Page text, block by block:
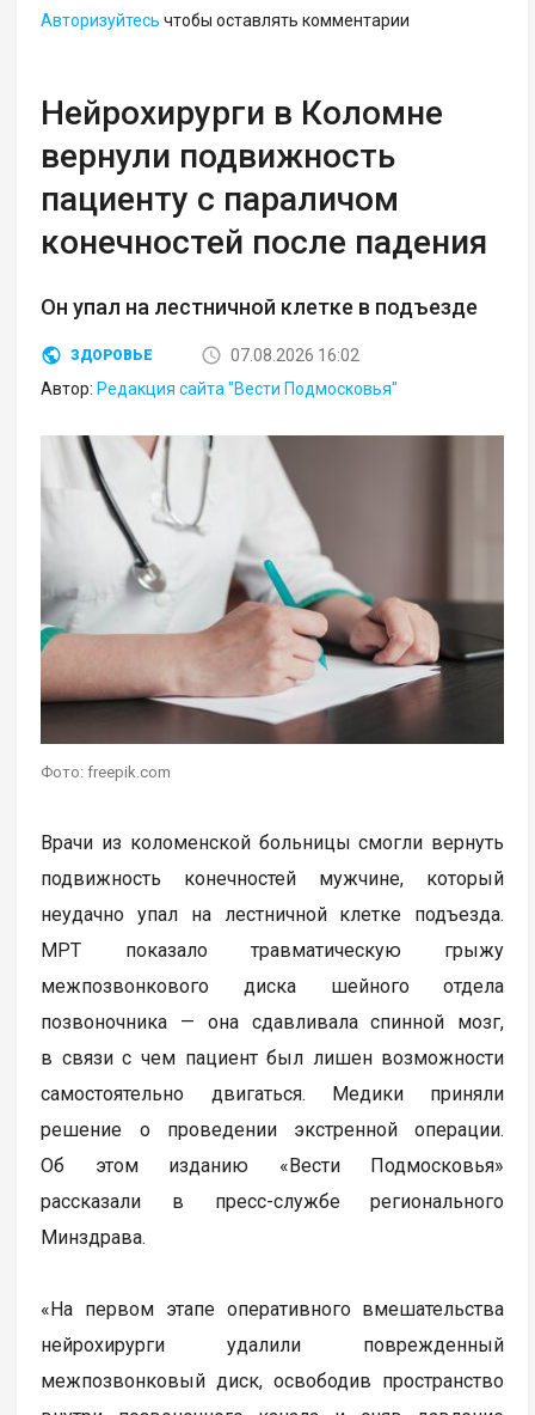
Авторизуйтесь чтобы оставлять комментарии
Нейрохирурги в Коломне
вернули подвижность
пациенту с параличом
конечностей после падения
Он упал на лестничной клетке в подъезде
ЗДОРОВЬЕ
07.08.2026 16:02
Автор: Редакция сайта "Вести Подмосковья"
Фото: freepik.com
Врачи из коломенской больницы смогли вернуть
подвижность конечностей мужчине, который
неудачно упал на лестничной клетке подъезда.
МРТ показало травматическую грыжу
межпозвонкового диска шейного отдела
позвоночника — она сдавливала спинной мозг,
в связи с чем пациент был лишен возможности
самостоятельно двигаться. Медики приняли
решение о проведении экстренной операции.
Об этом изданию «Вести Подмосковья»
рассказали в пресс-службе регионального
Минздрава.
«На первом этапе оперативного вмешательства
нейрохирурги удалили поврежденный
межпозвонковый диск, освободив пространство